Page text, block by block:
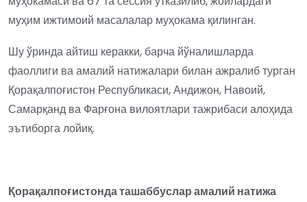
муҳим ижтимоий масалалар муҳокама қилинган.
Шу ўринда айтиш керакки, барча йўналишларда
фаоллиги ва амалий натижалари билан ажралиб турган
Қорақалпоғистон Республикаси, Андижон, Навоий,
Самарқанд ва Фарғона вилоятлари тажрибаси алоҳида
эътиборга лойиқ.
Қорақалпоғистонда ташаббуслар амалий натижа